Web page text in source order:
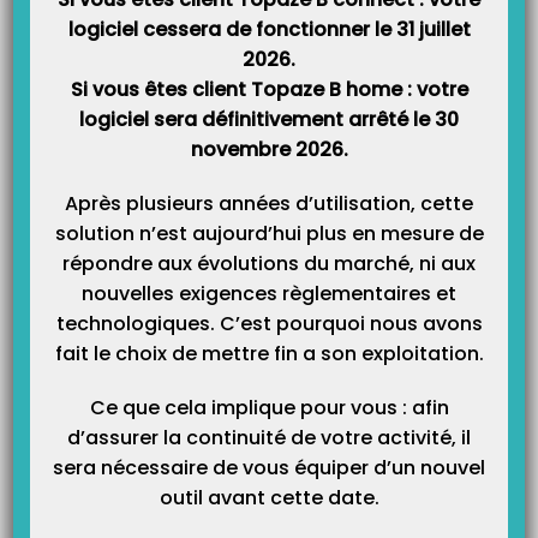
logiciel cessera de fonctionner le 31 juillet
2026.
Si vous êtes client Topaze B home : votre
logiciel sera définitivement arrêté le 30
novembre 2026.
Après plusieurs années d’utilisation, cette
solution n’est aujourd’hui plus en mesure de
répondre aux évolutions du marché, ni aux
nouvelles exigences règlementaires et
technologiques. C’est pourquoi nous avons
fait le choix de mettre fin a son exploitation.
Ce que cela implique pour vous : afin
d’assurer la continuité de votre activité, il
sera nécessaire de vous équiper d’un nouvel
outil avant cette date.